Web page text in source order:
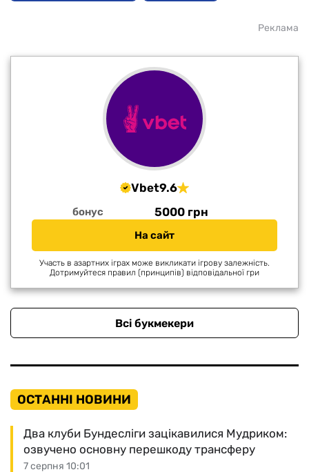
Реклама
Vbet9.6
бонус 5000 грн
На сайт
Участь в азартних іграх може викликати ігрову залежність.
Дотримуйтеся правил (принципів) відповідальної гри
Всі букмекери
ОСТАННІ НОВИНИ
7 серпня 10:01
Два клуби Бундесліги зацікавилися Мудриком:
озвучено основну перешкоду трансферу